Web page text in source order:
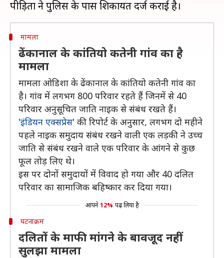
मामला
ढेंकानाल के कांतियो कतेनी गांव का है
मामला
मामला ओडिशा के ढेंकानाल के कांतियो कतेनी गांव का
है। गांव में लगभग 800 परिवार रहते हैं जिनमें से 40
परिवार अनुसूचित जाति नाइक से संबंध रखते हैं।
'इंडियन एक्सप्रेस' की रिपोर्ट के अनुसार, लगभग दो महीने
पहले नाइक समुदाय संबंध रखने वाली एक लड़की ने उच्च
जाति से संबंध रखने वाले एक परिवार के आंगने से कुछ
फूल तोड़ लिए थे।
इस पर दोनों समुदायों में विवाद हो गया और 40 दलित
परिवार का सामाजिक बहिष्कार कर दिया गया।
आपने 12% पढ़ लिया है
घटनाक्रम
दलितों के माफी मांगने के बावजूद नहीं
सुलझा मामला